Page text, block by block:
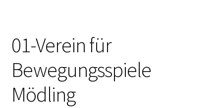
01-Verein für
Bewegungsspiele
Mödling